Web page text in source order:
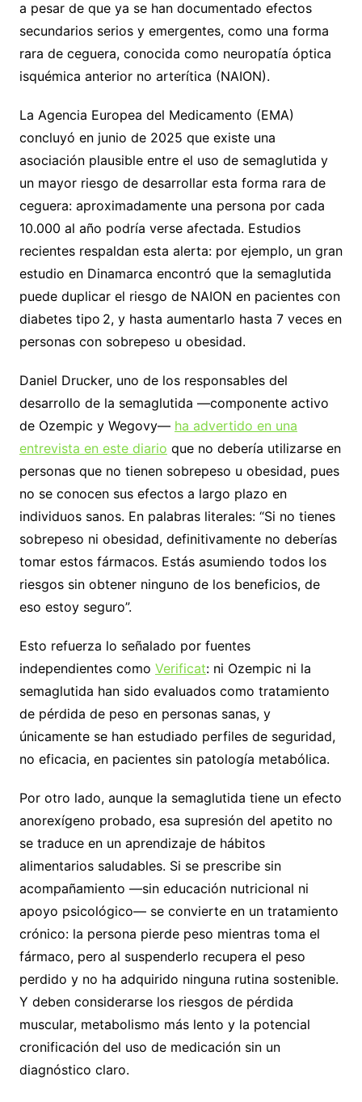
a pesar de que ya se han documentado efectos
secundarios serios y emergentes, como una forma
rara de ceguera, conocida como neuropatía óptica
isquémica anterior no arterítica (NAION).
La Agencia Europea del Medicamento (EMA)
concluyó en junio de 2025 que existe una
asociación plausible entre el uso de semaglutida y
un mayor riesgo de desarrollar esta forma rara de
ceguera: aproximadamente una persona por cada
10.000 al año podría verse afectada. Estudios
recientes respaldan esta alerta: por ejemplo, un gran
estudio en Dinamarca encontró que la semaglutida
puede duplicar el riesgo de NAION en pacientes con
diabetes tipo 2, y hasta aumentarlo hasta 7 veces en
personas con sobrepeso u obesidad.
Daniel Drucker, uno de los responsables del
desarrollo de la semaglutida —componente activo
de Ozempic y Wegovy— ha advertido en una
entrevista en este diario que no debería utilizarse en
personas que no tienen sobrepeso u obesidad, pues
no se conocen sus efectos a largo plazo en
individuos sanos. En palabras literales: “Si no tienes
sobrepeso ni obesidad, definitivamente no deberías
tomar estos fármacos. Estás asumiendo todos los
riesgos sin obtener ninguno de los beneficios, de
eso estoy seguro”.
Esto refuerza lo señalado por fuentes
independientes como Verificat: ni Ozempic ni la
semaglutida han sido evaluados como tratamiento
de pérdida de peso en personas sanas, y
únicamente se han estudiado perfiles de seguridad,
no eficacia, en pacientes sin patología metabólica.
Por otro lado, aunque la semaglutida tiene un efecto
anorexígeno probado, esa supresión del apetito no
se traduce en un aprendizaje de hábitos
alimentarios saludables. Si se prescribe sin
acompañamiento —sin educación nutricional ni
apoyo psicológico— se convierte en un tratamiento
crónico: la persona pierde peso mientras toma el
fármaco, pero al suspenderlo recupera el peso
perdido y no ha adquirido ninguna rutina sostenible.
Y deben considerarse los riesgos de pérdida
muscular, metabolismo más lento y la potencial
cronificación del uso de medicación sin un
diagnóstico claro.